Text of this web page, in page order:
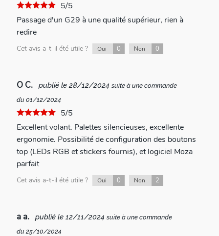
5/5
Passage d'un G29 à une qualité supérieur, rien à
redire
Cet avis a-t-il été utile ? Oui 0 Non 0
O C. publié le 28/12/2024 suite à une commande
du 01/12/2024
5/5
Excellent volant. Palettes silencieuses, excellente
ergonomie. Possibilité de configuration des boutons
top (LEDs RGB et stickers fournis), et logiciel Moza
parfait
Cet avis a-t-il été utile ? Oui 0 Non 2
a a. publié le 12/11/2024 suite à une commande
du 25/10/2024